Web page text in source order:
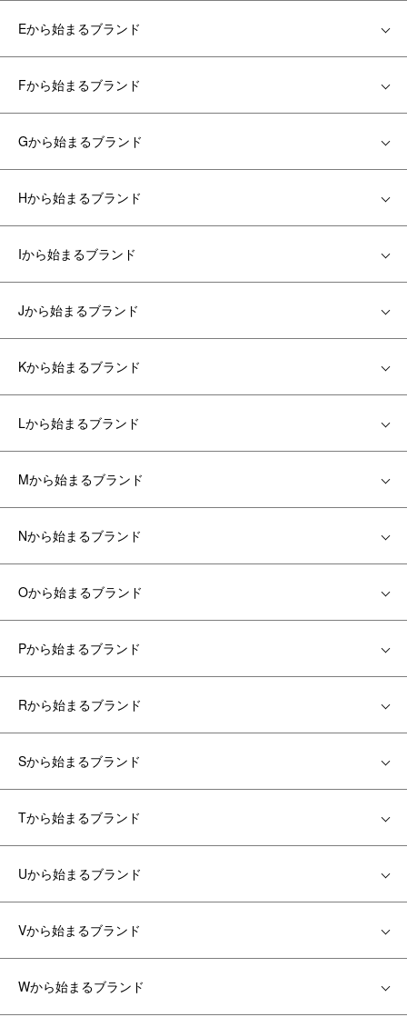
Eから始まるブランド
Fから始まるブランド
Gから始まるブランド
Hから始まるブランド
Iから始まるブランド
Jから始まるブランド
Kから始まるブランド
Lから始まるブランド
Mから始まるブランド
Nから始まるブランド
Oから始まるブランド
Pから始まるブランド
Rから始まるブランド
Sから始まるブランド
Tから始まるブランド
Uから始まるブランド
Vから始まるブランド
Wから始まるブランド